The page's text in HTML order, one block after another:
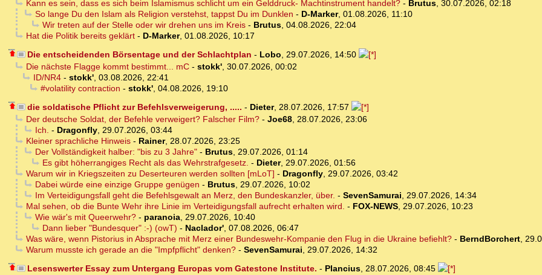
Kann es sein, dass es sich beim Islamismus schlicht um ein Gelddruck- Machtinstrument handelt?- Brutus, 30.07.2026, 02:18
So lange Du den Islam als Religion verstehst, tappst Du im Dunklen - D-Marker, 01.08.2026, 11:10
Wir treten auf der Stelle oder wir drehen uns im Kreis- Brutus, 04.08.2026, 22:04
Hat die Politik bereits geklärt- D-Marker, 01.08.2026, 10:17
Die entscheidenden Börsentage und der Schlachtplan - Lobo, 29.07.2026, 14:50
Die nächste Flagge kommt bestimmt... mC- stokk', 30.07.2026, 00:02
ID/NR4- stokk', 03.08.2026, 22:41
#volatility contraction - stokk', 04.08.2026, 19:10
die soldatische Pflicht zur Befehlsverweigerung, ..... - Dieter, 28.07.2026, 17:57
Der deutsche Soldat, der Befehle verweigert? Falscher Film?- Joe68, 28.07.2026, 23:06
Ich. - Dragonfly, 29.07.2026, 03:44
Kleiner sprachliche Hinweis- Rainer, 28.07.2026, 23:25
Der Vollständigkeit halber: "bis zu 3 Jahre"- Brutus, 29.07.2026, 01:14
Es gibt höherrangiges Recht als das Wehrstrafgesetz. - Dieter, 29.07.2026, 01:56
Warum wir in Kriegszeiten zu Deserteuren werden sollten [mLoT] - Dragonfly, 29.07.2026, 03:42
Dabei würde eine einzige Gruppe genügen - Brutus, 29.07.2026, 10:02
Im Verteidigungsfall geht die Befehlsgewalt an Merz, den Bundeskanzler, über. - SevenSamurai, 29.07.2026, 14:34
Mal sehen, ob die Bunte Wehr ihre Linie im Verteidigungsfall aufrecht erhalten wird. - FOX-NEWS, 29.07.2026, 10:23
Wie wär's mit Queerwehr?- paranoia, 29.07.2026, 10:40
Dann lieber "Bundesquer" :-) (owT) - Naclador', 07.08.2026, 06:47
Was wäre, wenn Pistorius in Absprache mit Merz einer Bundeswehr-Kompanie den Flug in die Ukraine befiehlt?- BerndBorchert,
Warum musste ich gerade an die "Impfpflicht" denken?- SevenSamurai, 29.07.2026, 14:32
Lesenswerter Essay zum Untergang Europas vom Gatestone Institute. - Plancius, 28.07.2026, 08:45